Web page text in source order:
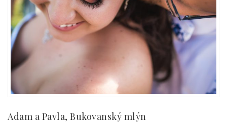
Adam a Pavla, Bukovanský mlýn